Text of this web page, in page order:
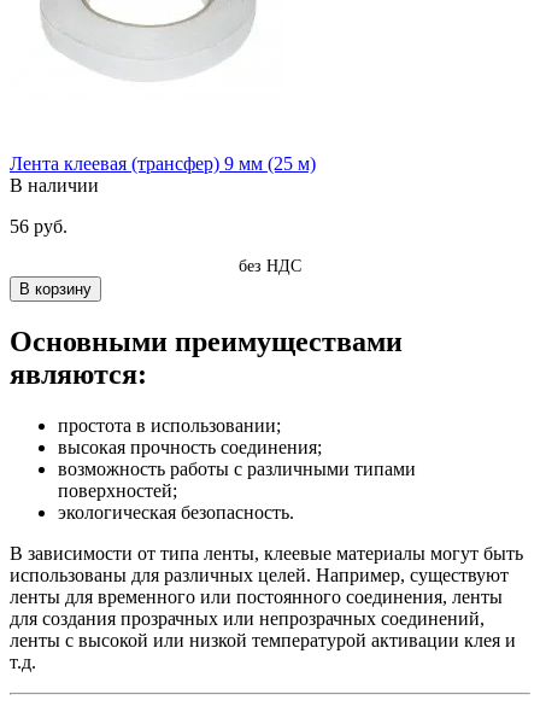
Лента клеевая (трансфер) 9 мм (25 м)
В наличии
56 руб.
без НДС
В корзину
Основными преимуществами
являются:
простота в использовании;
высокая прочность соединения;
возможность работы с различными типами
поверхностей;
экологическая безопасность.
В зависимости от типа ленты, клеевые материалы могут быть
использованы для различных целей. Например, существуют
ленты для временного или постоянного соединения, ленты
для создания прозрачных или непрозрачных соединений,
ленты с высокой или низкой температурой активации клея и
т.д.